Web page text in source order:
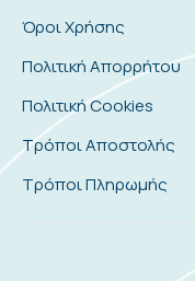
Όροι Χρήσης
Πολιτική Απορρήτου
Πολιτική Cookies
Τρόποι Αποστολής
Τρόποι Πληρωμής